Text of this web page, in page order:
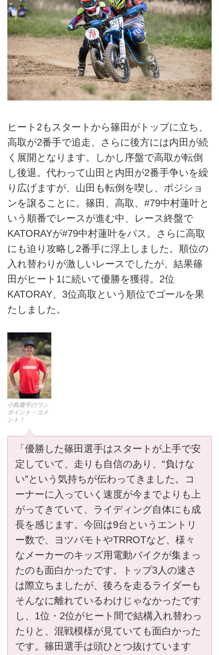
ヒート2もスタートから篠田がトップに立ち、
高取が2番手で追走、さらに後方には内田が続
く展開となります。しかし序盤で高取が転倒
し後退。代わって山田と内田が2番手争いを繰
り広げますが、山田も転倒を喫し、ポジショ
ンを譲ることに。篠田、高取、#79中村蓮叶と
いう順番でレースが進む中、レース終盤で
KATORAYが#79中村蓮叶をパス。さらに高取
にも迫り攻略し2番手に浮上しました。順位の
入れ替わりが激しいレースでしたが、結果篠
田がヒート1に続いて優勝を獲得。2位
KATORAY、3位高取という順位でゴールを果
たしました。
小島庸平のワン
ポイント・コメ
ント！
「優勝した篠田選手はスタートが上手で安
定していて、走りも自信のあり、“負けな
い”という気持ちが伝わってきました。コ
ーナーに入っていく速度が今までよりも上
がってきていて、ライディング自体にも成
長を感じます。今回は9台というエントリ
ー数で、ヨツバモトやTRROTなど、様々
なメーカーのキッズ用電動バイクが集まっ
たのも面白かったです。トップ3人の速さ
は際立ちましたが、後ろを走るライダーも
そんなに離れているわけじゃなかったです
し、1位・2位がヒート間で結構入れ替わっ
たりと、混戦模様が見ていても面白かった
です。篠田選手は頭ひとつ抜けています